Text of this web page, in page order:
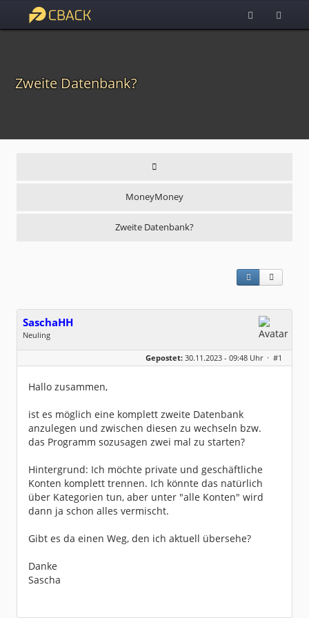
Zweite Datenbank?
MoneyMoney
Zweite Datenbank?
SaschaHH
Neuling
Geschlecht:
keine Angabe
Dabei seit:
11 / 2023
Gepostet: 30.11.2023 - 09:48 Uhr · #1
Hallo zusammen,
ist es möglich eine komplett zweite Datenbank
anzulegen und zwischen diesen zu wechseln bzw.
das Programm sozusagen zwei mal zu starten?
Hintergrund: Ich möchte private und geschäftliche
Konten komplett trennen. Ich könnte das natürlich
über Kategorien tun, aber unter "alle Konten" wird
dann ja schon alles vermischt.
Gibt es da einen Weg, den ich aktuell übersehe?
Danke
Sascha